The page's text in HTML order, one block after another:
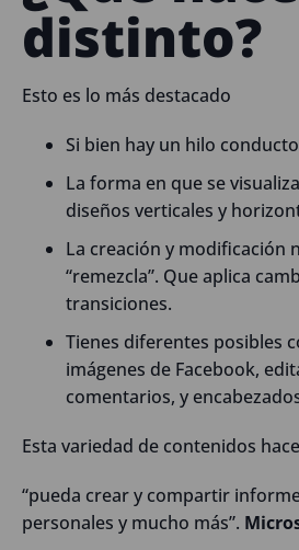
distinto?
Esto es lo más destacado
Si bien hay un hilo
La forma en que se
diseños verticales y
La creación y modificación
“remezcla”. Que aplica
transiciones.
Tienes diferentes posibles
imágenes de Facebook,
comentarios, y
Esta variedad de contenidos
“pueda crear y compartir
personales y mucho más”.